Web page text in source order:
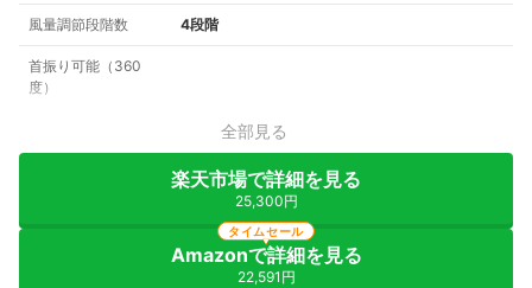
風量調節段階数 4段階
首振り可能（360
度）
全部見る
楽天市場で詳細を見る
25,300円
Amazonで詳細を見る
22,591円
タイムセール